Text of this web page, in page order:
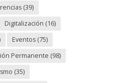
(39)
Digitalización (16)
Eventos(75)
Permanente (98)
(35)